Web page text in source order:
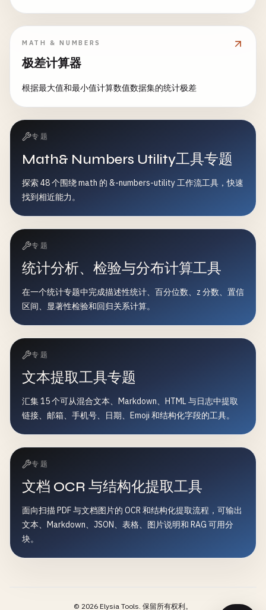
MATH & NUMBERS
极差计算器
根据最大值和最小值计算数值数据集的统计极差
专题
Math& Numbers Utility工具专题
探索 48 个围绕 math 的 &-numbers-utility 工作流工具，快速
找到相近能力。
专题
统计分析、检验与分布计算工具
在一个统计专题中完成描述性统计、百分位数、z 分数、置信
区间、显著性检验和回归关系计算。
专题
文本提取工具专题
汇集 15 个可从混合文本、Markdown、HTML 与日志中提取
链接、邮箱、手机号、日期、Emoji 和结构化字段的工具。
专题
文档 OCR 与结构化提取工具
面向扫描 PDF 与文档图片的 OCR 和结构化提取流程，可输出
文本、Markdown、JSON、表格、图片说明和 RAG 可用分
块。
© 2026 Elysia Tools. 保留所有权利。